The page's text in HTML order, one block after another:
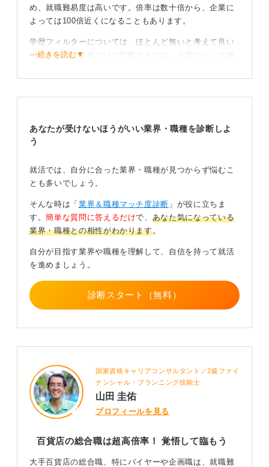
め、就職難易度は高いです。倍率は数十倍から、企業に
よっては100倍近くになることもあります。
学歴フィルターについては、ほとんど無いと考えて良い
でしょう。大学名だけで判断するのは、企業にとって優
がおこなわれています。
百貨店への就職を目指すなら、百貨店内のテナントでア
ることで、百貨店で働くとはどういうことか肌で感じる
ことができ、百貨店の裏側を知ることも可能です。
さらに、そのアルバイト経験そのものが、選考で有利に
働くことになります。
特に、少し高価格帯のレストランやアパレルなどの店舗
で働くことで、百貨店で求められる高いレベルの接客ス
キルを身に付けることができます。
⋯続きを読む▼
あなたが受けないほうがいい業界・職種を診断しよ
う
就活では、自分に合った業界・職種が見つからず悩むこ
とも多いでしょう。
そんな時は「 業界＆職種マッチ度診断 」が役に立ちま
す。簡単な質問に答えるだけで、 あなた気になっている
業界・職種との相性がわかります。
自分が目指す業界や職種を理解して、自信を持って就活
を進めましょう。
診断スタート（無料）
国家資格キャリアコンサルタント／2級ファイ
ナンシャル・プランニング技能士
山田 圭佑
プロフィールを見る
百貨店の総合職は超高倍率！ 覚悟して臨もう
大手百貨店の総合職、特にバイヤーや企画職は、就職難